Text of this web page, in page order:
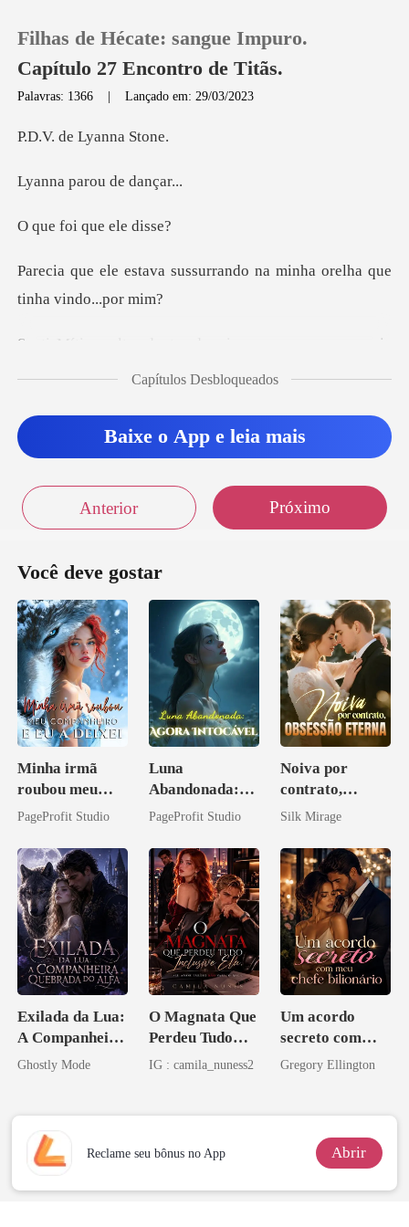
Loja
Histórico
Sair
Filhas de Hécate: sangue Impuro.
Capítulo 27 Encontro de Titãs.
Palavras: 1366 |Lançado em: 29/03/2023
de Lyan
arou de
i que el
ssurrando na minha orelha
u permanecia
olhando para ele como se estiv
direito...a música e
Capítulos Desbloqueados
Baixe o App e leia mais
Anterior Próximo
Você deve gostar
Minha irmã
roubou meu
companheiro e
PageProfit Studio
Luna
Abandonada:
Agora Intocável
PageProfit Studio
Noiva por
contrato,
obsessão eterna
Silk Mirage
Exilada da Lua:
A Companheira
Quebrada do
Ghostly Mode
O Magnata Que
Perdeu Tudo
Inclusive Ela
IG : camila_nuness2
Um acordo
secreto com
meu chefe
Gregory Ellington
Reclame seu bônus no App Abrir